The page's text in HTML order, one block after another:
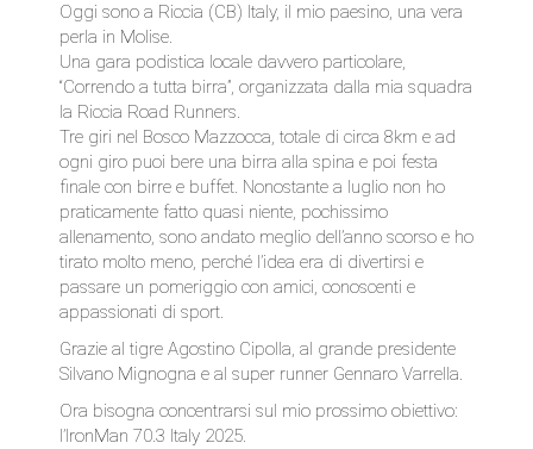
Oggi sono a Riccia (CB) Italy, il mio paesino, una vera
perla in Molise.
Una gara podistica locale davvero particolare,
“Correndo a tutta birra”, organizzata dalla mia squadra
la Riccia Road Runners.
Tre giri nel Bosco Mazzocca, totale di circa 8km e ad
ogni giro puoi bere una birra alla spina e poi festa
finale con birre e buffet. Nonostante a luglio non ho
praticamente fatto quasi niente, pochissimo
allenamento, sono andato meglio dell’anno scorso e ho
tirato molto meno, perché l’idea era di divertirsi e
passare un pomeriggio con amici, conoscenti e
appassionati di sport.
Grazie al tigre Agostino Cipolla, al grande presidente
Silvano Mignogna e al super runner Gennaro Varrella.
Ora bisogna concentrarsi sul mio prossimo obiettivo:
l’IronMan 70.3 Italy 2025.